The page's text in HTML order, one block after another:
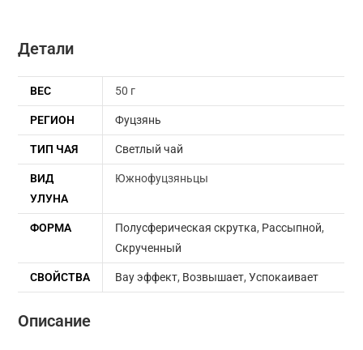
Детали
ВЕС 50 г
РЕГИОН Фуцзянь
ТИП ЧАЯ Светлый чай
ВИД
УЛУНА
Южнофуцзяньцы
ФОРМА Полусферическая скрутка, Рассыпной,
Скрученный
СВОЙСТВА Вау эффект, Возвышает,Успокаивает
Описание